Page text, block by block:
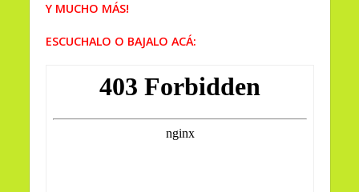
Y MUCHO MÁS!
ESCUCHALO O BAJALO ACÁ: